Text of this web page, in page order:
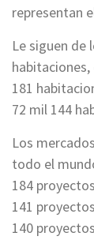
representan
Le siguen de
181
72 mil 144
Los
todo el
184
141
140